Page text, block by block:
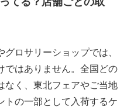
ロサリーショップでは、
ではありません。全国どの
なく、東北フェアやご当地
トの一部として入荷するケ